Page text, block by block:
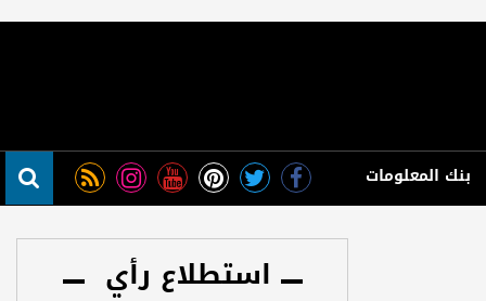
بنك المعلومات
استطلاع رأي